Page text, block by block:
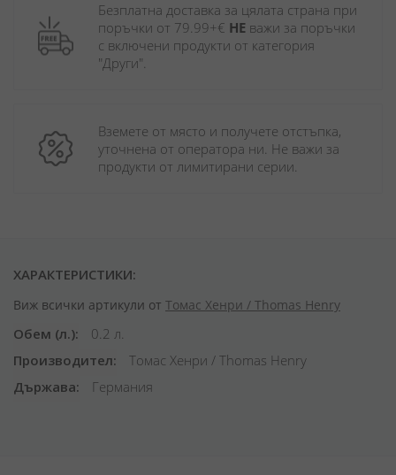
Безплатна доставка за цялата страна при
поръчки от 79.99+€ НЕ важи за поръчки
с включени продукти от категория
"Други".
Вземете от място и получете отстъпка,
уточнена от оператора ни. Не важи за
продукти от лимитирани серии.
ХАРАКТЕРИСТИКИ:
Виж всички артикули от Томас Хенри / Thomas Henry
Обем (л.)
0.2 л.
Производител
Томас Хенри / Thomas Henry
Държава
Германия